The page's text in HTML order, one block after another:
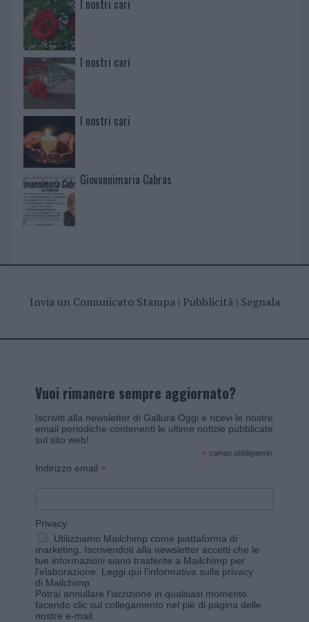
I nostri cari
I nostri cari
I nostri cari
Giovannimaria Cabras
Invia un Comunicato Stampa| Pubblicità| Segnala
Vuoi rimanere sempre aggiornato?
Iscriviti alla newsletter di Gallura Oggi e ricevi le nostre
email periodiche contenenti le ultime notizie pubblicate
sul sito web!
* campo obbligatorio
Indirizzo email *
Privacy
Utilizziamo Mailchimp come piattaforma di
marketing. Iscrivendoti alla newsletter accetti che le
tue informazioni siano trasferite a Mailchimp per
l'elaborazione. Leggi qui l'informativa sulla privacy
di Mailchimp
Potrai annullare l'iscrizione in qualsiasi momento
facendo clic sul collegamento nel piè di pagina delle
nostre e-mail.